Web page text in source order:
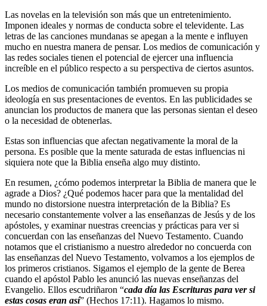
Las novelas en la televisión son más que un entretenimiento.
Imponen ideales y normas de conducta sobre el televidente. Las
letras de las canciones mundanas se apegan a la mente e influyen
mucho en nuestra manera de pensar. Los medios de comunicación y
las redes sociales tienen el potencial de ejercer una influencia
increíble en el público respecto a su perspectiva de ciertos asuntos.
Los medios de comunicación también promueven su propia
ideología en sus presentaciones de eventos. En las publicidades se
anuncian los productos de manera que las personas sientan el deseo
o la necesidad de obtenerlas.
Estas son influencias que afectan negativamente la moral de la
persona. Es posible que la mente saturada de estas influencias ni
siquiera note que la Biblia enseña algo muy distinto.
En resumen, ¿cómo podemos interpretar la Biblia de manera que le
agrade a Dios? ¿Qué podemos hacer para que la mentalidad del
mundo no distorsione nuestra interpretación de la Biblia? Es
necesario constantemente volver a las enseñanzas de Jesús y de los
apóstoles, y examinar nuestras creencias y prácticas para ver si
concuerdan con las enseñanzas del Nuevo Testamento. Cuando
notamos que el cristianismo a nuestro alrededor no concuerda con
las enseñanzas del Nuevo Testamento, volvamos a los ejemplos de
los primeros cristianos. Sigamos el ejemplo de la gente de Berea
cuando el apóstol Pablo les anunció las nuevas enseñanzas del
Evangelio. Ellos escudriñaron “cada día las Escrituras para ver si
estas cosas eran así” (Hechos 17:11). Hagamos lo mismo.